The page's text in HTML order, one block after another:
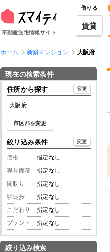
不動産住宅情報サイト
借りる
賃貸
ホーム 新築マンション 大阪府
現在の検索条件
住所から探す
変更
大阪府
市区郡を変更
絞り込み条件 変更
価格
指定なし
専有面積
指定なし
間取り
指定なし
駅徒歩
指定なし
こだわり
指定なし
ブランド
指定なし
絞り込み検索